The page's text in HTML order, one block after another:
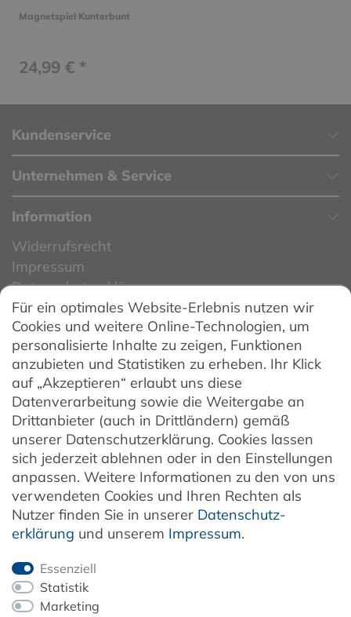
Magnetspiel Kunterbunt
24,99 € *
Kundenservice
Unternehmen & Service
Information
Widerrufsrecht
Impressum
Datenschutzerklärung
Datenschutzeinstellungen
AGB
Barrierefreiheit
Hinweise zur Batterieentsorgung
Entsorgung von Elektro-Altgeräten
Vertrag widerrufen
Newsletter
Jetzt anmelden
Für ein optimales Website-Erlebnis nutzen wir
Cookies und weitere Online-Technologien, um
personalisierte Inhalte zu zeigen, Funktionen
anzubieten und Statistiken zu erheben. Ihr Klick
auf „Akzeptieren“ erlaubt uns diese
Datenverarbeitung sowie die Weitergabe an
Drittanbieter (auch in Drittländern) gemäß
unserer Datenschutzerklärung. Cookies lassen
sich jederzeit ablehnen oder in den Einstellungen
anpassen. Weitere Informationen zu den von uns
verwendeten Cookies und Ihren Rechten als
Nutzer finden Sie in unserer Daten­schutz­
erklärung und unserem Impressum.
Essenziell
Statistik
Marketing